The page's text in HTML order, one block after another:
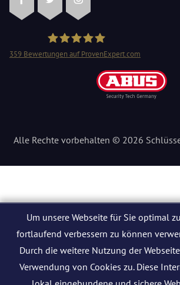
FacebookTwitterInstagram
Schlüsseldienst Mangjolli
359 Bewertungen auf ProvenExpert.com
Alle Rechte vorbehalten © 2026
Um unsere Webseite für Sie optimal
fortlaufend verbessern zu können
Durch die weitere Nutzung der
Verwendung von Cookies zu. Diese